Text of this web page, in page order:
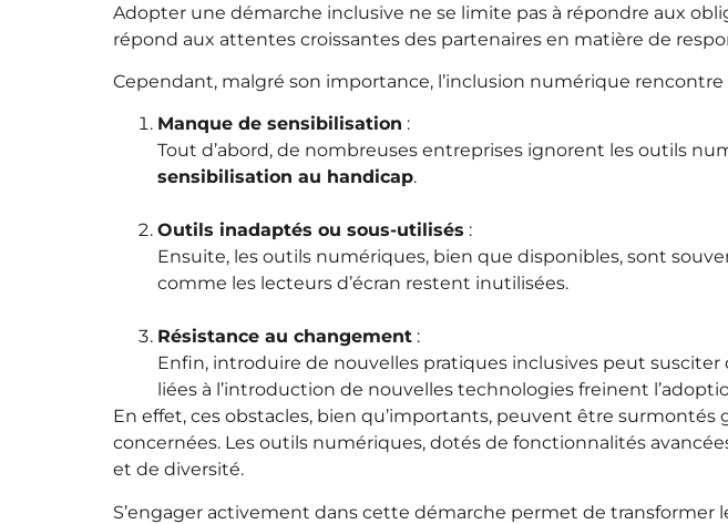
Adopter une démarche inclusive ne se limite pas à répondre aux
répond aux attentes croissantes des partenaires en matière de
Cependant, malgré son importance, l’inclusion numérique
Manque de sensibilisation :
Tout d’abord, de nombreuses entreprises ignorent les outils
sensibilisation au handicap.
Outils inadaptés ou sous-utilisés :
Ensuite, les outils numériques, bien que disponibles, sont
comme les lecteurs d’écran restent inutilisées.
Résistance au changement :
Enfin, introduire de nouvelles pratiques inclusives peut
liées à l’introduction de nouvelles technologies freinent
En effet, ces obstacles, bien qu’importants, peuvent être surmontés
concernées. Les outils numériques, dotés de fonctionnalités
et de diversité.
S’engager activement dans cette démarche permet de transformer